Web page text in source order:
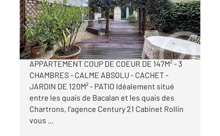
Appartement T4 à vendre
695 000 €
QUAI DE BACALAN - QUAI DES CHARTRONS
APPARTEMENT COUP DE COEUR DE 147M² - 3
CHAMBRES - CALME ABSOLU - CACHET -
JARDIN DE 120M² - PATIO Idéalement situé
entre les quais de Bacalan et les quais des
Chartrons, l'agence Century 21 Cabinet Rollin
vous ...